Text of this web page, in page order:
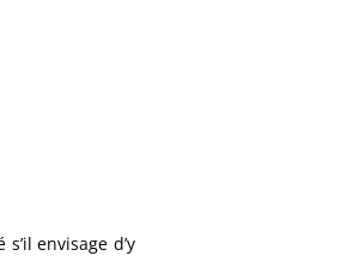
envisage d’y